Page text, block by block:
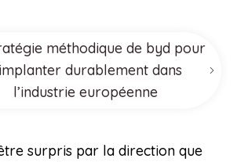
méthodique de byd pour
durablement dans
l’industrie européenne
surpris par la direction que